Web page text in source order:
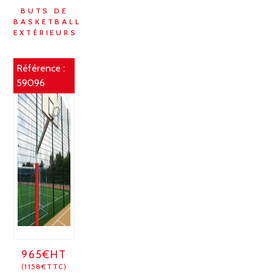
BUTS DE
BASKETBALL
EXTÉRIEURS
Référence :
59096
965€HT
(1158€TTC)